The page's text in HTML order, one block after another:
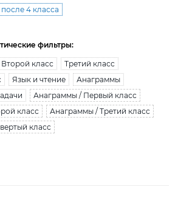
4 класса
фильтры:
Второй класс
Третий класс
Язык и чтение
Анаграммы
Анаграммы / Первый класс
класс
Анаграммы / Третий класс
класс